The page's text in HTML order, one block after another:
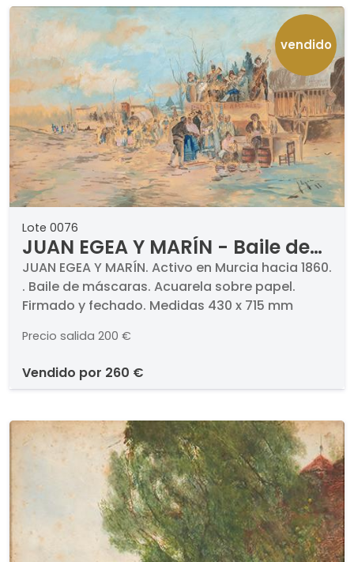
vendido
Lote 0076
JUAN EGEA Y MARÍN - Baile de
máscaras
JUAN EGEA Y MARÍN. Activo en Murcia hacia 1860.
. Baile de máscaras. Acuarela sobre papel.
Firmado y fechado. Medidas 430 x 715 mm
Precio salida 200 €
vendido por 260 €